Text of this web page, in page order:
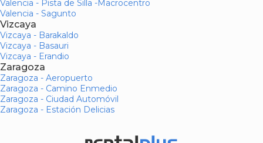
Valencia - Pista de Silla -Macrocentro
Valencia - Sagunto
Vizcaya
Vizcaya - Barakaldo
Vizcaya - Basauri
Vizcaya - Erandio
Zaragoza
Zaragoza - Aeropuerto
Zaragoza - Camino Enmedio
Zaragoza - Ciudad Automóvil
Zaragoza - Estación Delicias